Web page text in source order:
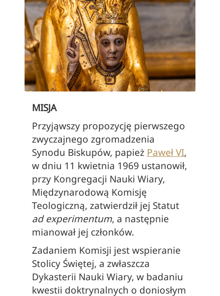
MISJA
Przyjąwszy propozycję pierwszego
zwyczajnego zgromadzenia
Synodu Biskupów, papież Paweł VI,
w dniu 11 kwietnia 1969 ustanowił,
przy Kongregacji Nauki Wiary,
Międzynarodową Komisję
Teologiczną, zatwierdził jej Statut
ad experimentum, a następnie
mianował jej członków.
Zadaniem Komisji jest wspieranie
Stolicy Świętej, a zwłaszcza
Dykasterii Nauki Wiary, w badaniu
kwestii doktrynalnych o doniosłym